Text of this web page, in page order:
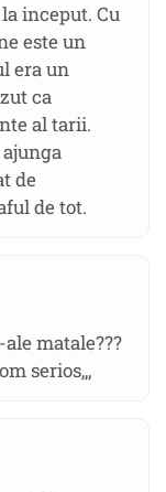
inceput. Cu
este un
era un
ca
al tarii.
de
de tot.
matale???
serios,,,